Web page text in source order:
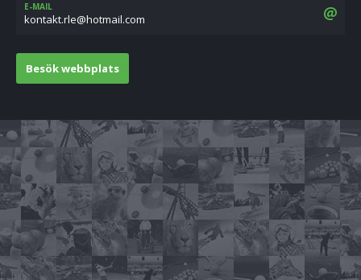
E-MAIL
moc.liamtoh@elr.tkatnok
Besök webbplats